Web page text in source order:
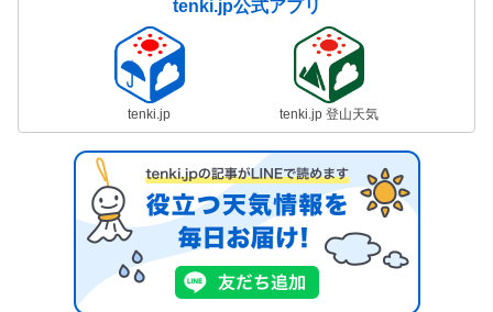
tenki.jp公式アプリ
tenki.jp tenki.jp 登山天気